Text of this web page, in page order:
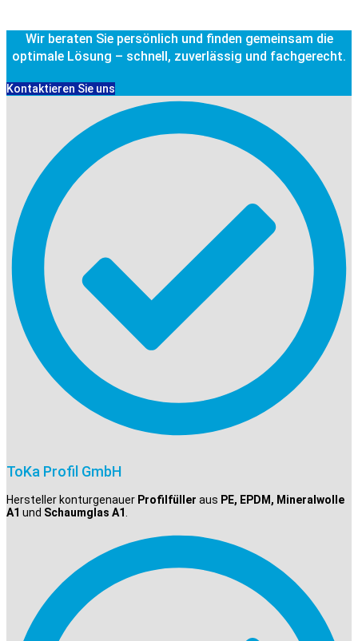
Wir beraten Sie persönlich und finden gemeinsam die
optimale Lösung – schnell, zuverlässig und fachgerecht.
Kontaktieren Sie uns
ToKa Profil GmbH
Hersteller konturgenauer Profilfüller aus PE, EPDM, Mineralwolle
A1 und Schaumglas A1.